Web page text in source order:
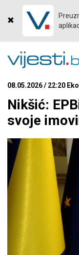
08.05.2026 / 22:20
Nikšić:
svoje